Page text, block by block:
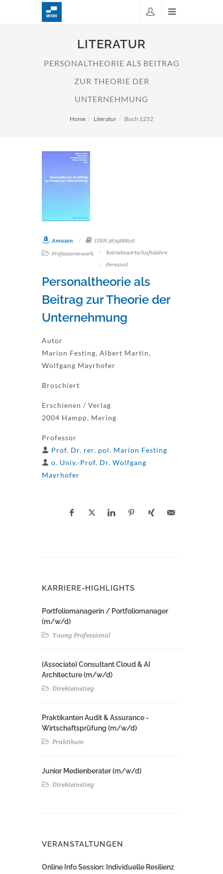
LITERATUR
PERSONALTHEORIE ALS BEITRAG
ZUR THEORIE DER
UNTERNEHMUNG
Home Literatur Buch 1252
Amazon
ISBN 3879888116
Professorenwerk
Betriebswirtschaftslehre
Personal
Personaltheorie als
Beitrag zur Theorie der
Unternehmung
Autor
Marion Festing, Albert Martin,
Wolfgang Mayrhofer
Broschiert
Erschienen / Verlag
2004 Hampp, Mering
Professor
Prof. Dr. rer. pol. Marion Festing
o. Univ.-Prof. Dr. Wolfgang
Mayrhofer
KARRIERE-HIGHLIGHTS
Portfoliomanagerin / Portfoliomanager
(m/w/d)
Young Professional
(Associate) Consultant Cloud & AI
Architecture (m/w/d)​ ​
Direkteinstieg
Praktikanten Audit & Assurance -
Wirtschaftsprüfung (m/w/d)
Praktikum
Junior Medienberater (m/w/d)
Direkteinstieg
VERANSTALTUNGEN
Online Info Session: Individuelle Resilienz